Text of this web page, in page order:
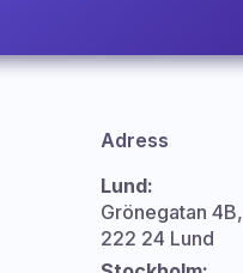
Adress
Lund:
Grönegatan 4B,
222 24 Lund